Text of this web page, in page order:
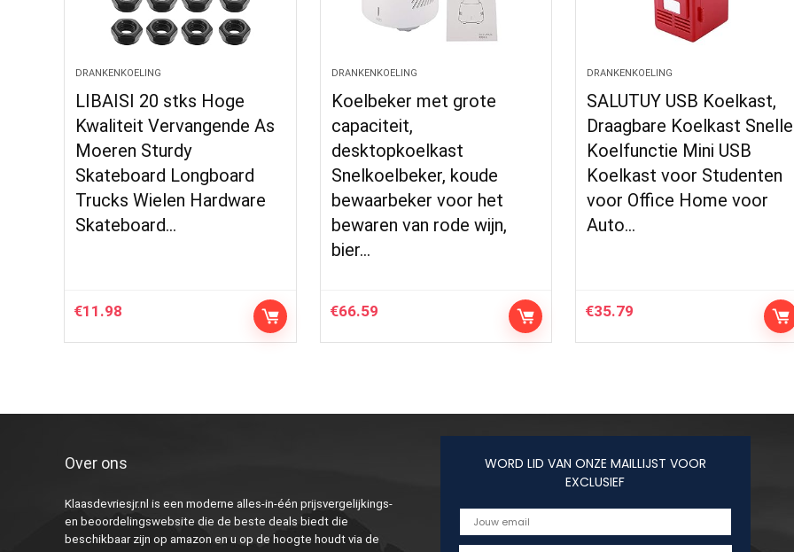
DRANKENKOELING
LIBAISI 20 stks Hoge
Kwaliteit Vervangende As
Moeren Sturdy
Skateboard Longboard
Trucks Wielen Hardware
Skateboard…
€11.98
DRANKENKOELING
Koelbeker met grote
capaciteit,
desktopkoelkast
Snelkoelbeker, koude
bewaarbeker voor het
bewaren van rode wijn,
bier…
€66.59
DRANKENKOELING
SALUTUY USB Koelkast,
Draagbare Koelkast Snelle
Koelfunctie Mini USB
Koelkast voor Studenten
voor Office Home voor
Auto…
€35.79
Over ons
Klaasdevriesjr.nl is een moderne alles-in-één prijsvergelijkings-
en beoordelingswebsite die de beste deals biedt die
beschikbaar zijn op amazon en u op de hoogte houdt via de
WORD LID VAN ONZE MAILLIJST VOOR
EXCLUSIEF